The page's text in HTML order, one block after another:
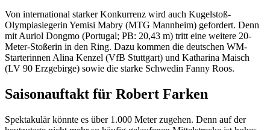
Von international starker Konkurrenz wird auch Kugelstoß-
Olympiasiegerin Yemisi Mabry (MTG Mannheim) gefordert. Denn
mit Auriol Dongmo (Portugal; PB: 20,43 m) tritt eine weitere 20-
Meter-Stoßerin in den Ring. Dazu kommen die deutschen WM-
Starterinnen Alina Kenzel (VfB Stuttgart) und Katharina Maisch
(LV 90 Erzgebirge) sowie die starke Schwedin Fanny Roos.
Saisonauftakt für Robert Farken
Spektakulär könnte es über 1.000 Meter zugehen. Denn auf der